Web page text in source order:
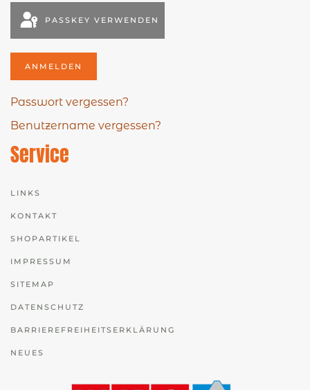
PASSKEY VERWENDEN
ANMELDEN
Passwort vergessen?
Benutzername vergessen?
Service
LINKS
KONTAKT
SHOPARTIKEL
IMPRESSUM
SITEMAP
DATENSCHUTZ
BARRIEREFREIHEITSERKLÄRUNG
NEUES